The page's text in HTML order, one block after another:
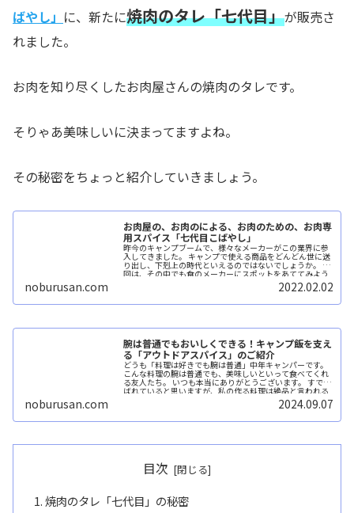
ばやし」 に、新たに焼肉のタレ「七代目」が販売さ
れました。
お肉を知り尽くしたお肉屋さんの焼肉のタレです。
そりゃあ美味しいに決まってますよね。
その秘密をちょっと紹介していきましょう。
お肉屋の、お肉のによる、お肉のための、お肉専
用スパイス「七代目こばやし」
昨今のキャンプブームで、様々なメーカーがこの業界に参
入してきました。 キャンプで使える商品をどんどん世に送
り出し、下剋上の時代といえるのではないでしょうか。 今
回は、その中でも食のメーカーにスポットをあててみよう
noburusan.com 2022.02.02
腕は普通でもおいしくできる！キャンプ飯を支え
る「アウトドアスパイス」のご紹介
どうも「料理は好きでも腕は普通」中年キャンパーです。
こんな料理の腕は普通でも、美味しいといって食べてくれ
る友人たち。 いつも本当にありがとうございます。 すでに
ばれていると思いますが、私の作る料理は絶品と言われる
noburusan.com 2024.09.07
目次
焼肉のタレ「七代目」の秘密